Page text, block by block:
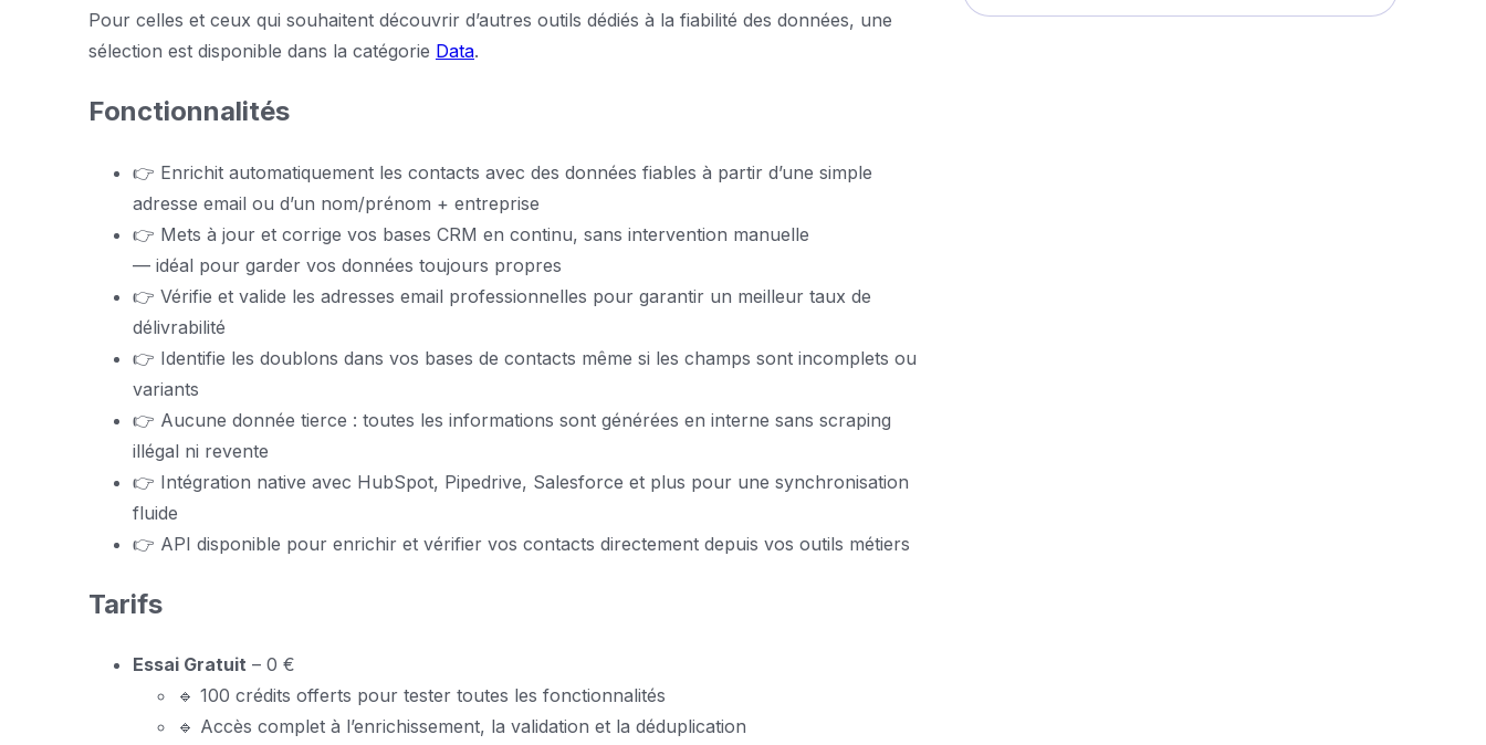
Pour celles et ceux qui souhaitent découvrir d’autres outils dédiés à la fiabilité des données, une
sélection est disponible dans la catégorie Data.
Fonctionnalités
👉 Enrichit automatiquement les contacts avec des données fiables à partir d’une simple
adresse email ou d’un nom/prénom + entreprise
👉 Mets à jour et corrige vos bases CRM en continu, sans intervention manuelle
— idéal pour garder vos données toujours propres
👉 Vérifie et valide les adresses email professionnelles pour garantir un meilleur taux de
délivrabilité
👉 Identifie les doublons dans vos bases de contacts même si les champs sont incomplets ou
variants
👉 Aucune donnée tierce : toutes les informations sont générées en interne sans scraping
illégal ni revente
👉 Intégration native avec HubSpot, Pipedrive, Salesforce et plus pour une synchronisation
fluide
👉 API disponible pour enrichir et vérifier vos contacts directement depuis vos outils métiers
Tarifs
Essai Gratuit – 0 €
🔹 100 crédits offerts pour tester toutes les fonctionnalités
🔹 Accès complet à l’enrichissement, la validation et la déduplication